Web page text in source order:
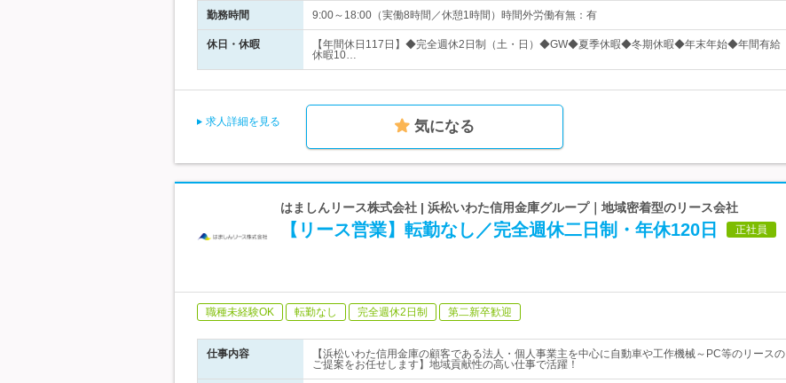
勤務時間 9:00～18:00（実働8時間／休憩1時間）時間外労働有無：有
休日・休暇
【年間休日117日】◆完全週休2日制（土・日）◆GW◆夏季休暇◆冬期休暇◆年末年始◆年間有給
休暇10…
求人詳細を見る 気になる
はましんリース株式会社 | 浜松いわた信用金庫グループ｜地域密着型のリース会社
【リース営業】転勤なし／完全週休二日制・年休120日 正社員
職種未経験OK 転勤なし 完全週休2日制 第二新卒歓迎
仕事内容
【浜松いわた信用金庫の顧客である法人・個人事業主を中心に自動車や工作機械～PC等のリースの
ご提案をお任せします】地域貢献性の高い仕事で活躍！